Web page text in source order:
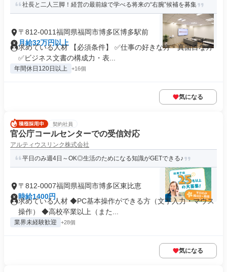
社長と二人三脚！経営の最前線で学べる将来の“右腕”候補を募集
〒812-0011福岡県福岡市博多区博多駅前
月給32万円以上
求めている人材 【必須条件】 ✅仕事の好きな方・真面目な方
✅ビジネス文書の構成力・表...
年間休日120日以上 +16個
気になる
契約社員
官公庁コールセンターでの受信対応
アルティウスリンク株式会社
平日のみ週4日～OK◎生活のためになる知識がGETできる♪
〒812-0007福岡県福岡市博多区東比恵
時給1400円
求めている人材 ◆PC基本操作ができる方（文字入力・マウス
操作） ◆高校卒業以上（また...
業界未経験歓迎 +28個
気になる